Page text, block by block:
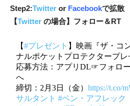
Step2:Twitter or Facebookで拡散
【Twitter の場合】フォロー＆RT
【#プレゼント 】映画『ザ・コ
ナルポケットプロテクタープレ
応募方法：アプリDL☞フォロ
へ
締切：2月3日（金）https://t.co/
サルタント #ベン・アフレック